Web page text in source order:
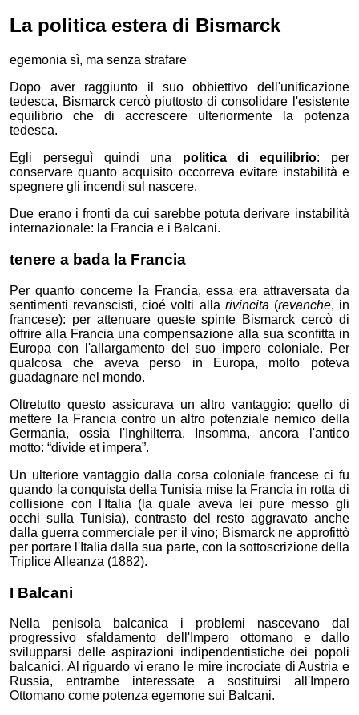
La politica estera di Bismarck
egemonia sì, ma senza strafare
Dopo aver raggiunto il suo obbiettivo dell'unificazione
tedesca, Bismarck cercò piuttosto di consolidare l'esistente
equilibrio che di accrescere ulteriormente la potenza
tedesca.
Egli perseguì quindi una politica di equilibrio: per
conservare quanto acquisito occorreva evitare instabilità e
spegnere gli incendi sul nascere.
Due erano i fronti da cui sarebbe potuta derivare instabilità
internazionale: la Francia e i Balcani.
tenere a bada la Francia
Per quanto concerne la Francia, essa era attraversata da
sentimenti revanscisti, cioé volti alla rivincita (revanche, in
francese): per attenuare queste spinte Bismarck cercò di
offrire alla Francia una compensazione alla sua sconfitta in
Europa con l'allargamento del suo impero coloniale. Per
qualcosa che aveva perso in Europa, molto poteva
guadagnare nel mondo.
Oltretutto questo assicurava un altro vantaggio: quello di
mettere la Francia contro un altro potenziale nemico della
Germania, ossia l'Inghilterra. Insomma, ancora l'antico
motto: “divide et impera”.
Un ulteriore vantaggio dalla corsa coloniale francese ci fu
quando la conquista della Tunisia mise la Francia in rotta di
collisione con l'Italia (la quale aveva lei pure messo gli
occhi sulla Tunisia), contrasto del resto aggravato anche
dalla guerra commerciale per il vino; Bismarck ne approfittò
per portare l'Italia dalla sua parte, con la sottoscrizione della
Triplice Alleanza (1882).
I Balcani
Nella penisola balcanica i problemi nascevano dal
progressivo sfaldamento dell'Impero ottomano e dallo
svilupparsi delle aspirazioni indipendentistiche dei popoli
balcanici. Al riguardo vi erano le mire incrociate di Austria e
Russia, entrambe interessate a sostituirsi all'Impero
Ottomano come potenza egemone sui Balcani.